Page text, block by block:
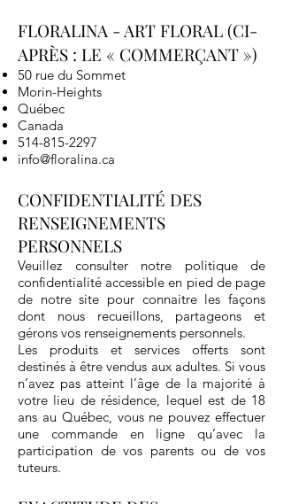
FLORALINA - ART FLORAL (CI-
APRÈS : LE « COMMERÇANT »)
50 rue du Sommet
Morin-Heights
Québec
Canada
514-815-2297
info@floralina.ca
CONFIDENTIALITÉ DES
RENSEIGNEMENTS
PERSONNELS
Veuillez consulter notre politique de
confidentialité accessible en pied de page
de notre site pour connaitre les façons
dont nous recueillons, partageons et
gérons vos renseignements personnels.
Les produits et services offerts sont
destinés à être vendus aux adultes. Si vous
n’avez pas atteint l’âge de la majorité à
votre lieu de résidence, lequel est de 18
ans au Québec, vous ne pouvez effectuer
une commande en ligne qu’avec la
participation de vos parents ou de vos
tuteurs.